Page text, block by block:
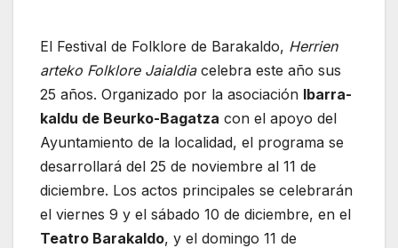
El Festival de Folklore de Barakaldo, Herrien
arteko Folklore Jaialdiacelebra este año sus
25 años. Organizado por la asociación Ibarra-
kaldu de Beurko-Bagatza con el apoyo del
Ayuntamiento de la localidad, el programa se
desarrollará del 25 de noviembre al 11 de
diciembre. Los actos principales se celebrarán
el viernes 9 y el sábado 10 de diciembre, en el
Teatro Barakaldo, y el domingo 11 de